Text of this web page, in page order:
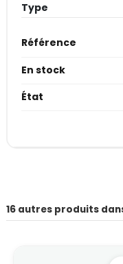
Type
Référence
En stock
État
16 autres produits